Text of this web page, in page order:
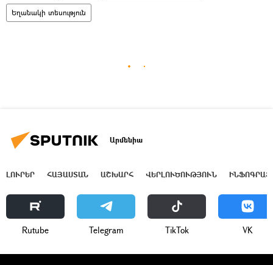
Եղանակի տեսություն
Արմենիա
ԼՈՒՐԵՐ ՀԱՅԱՍՏԱՆ ԱՇԽԱՐՀ ՎԵՐԼՈՒԾՈՒԹՅՈՒՆ
Rutube Telegram ТikТоk VK